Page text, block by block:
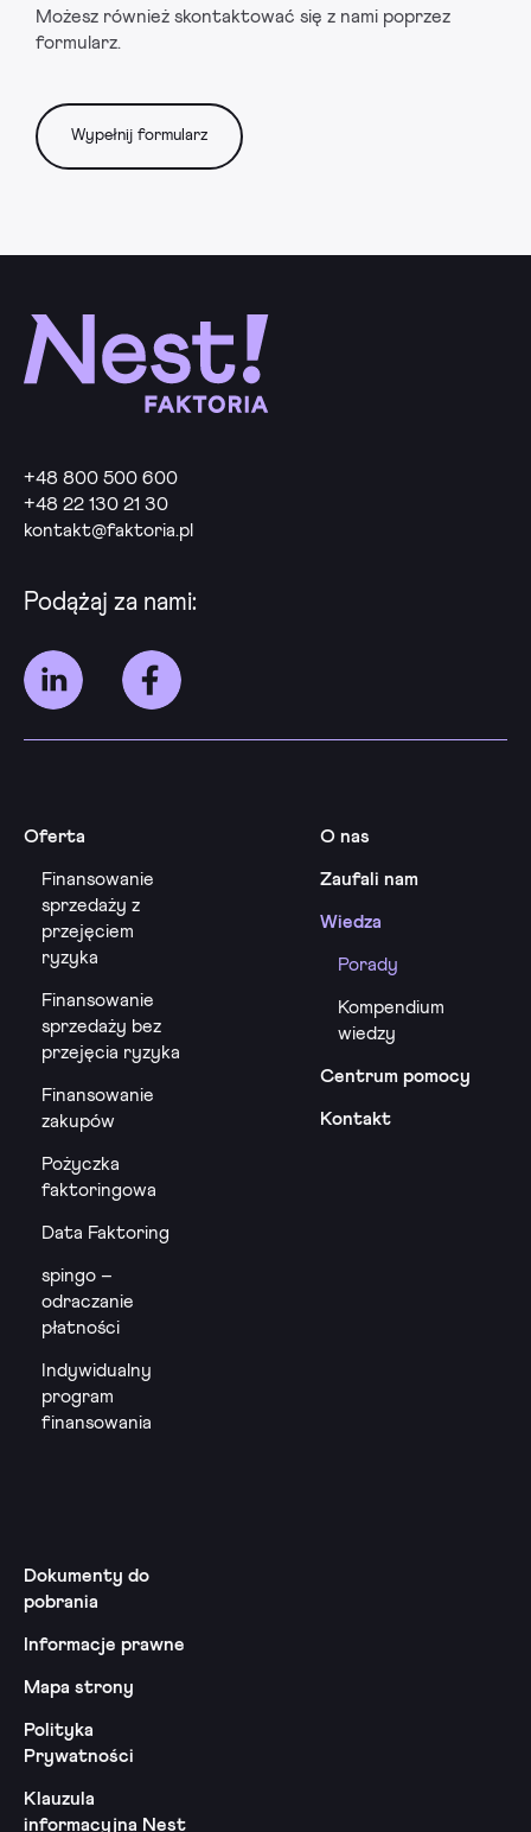
Możesz również skontaktować się z nami poprzez
formularz.
Wypełnij formularz
+48 800 500 600
+48 22 130 21 30
kontakt@faktoria.pl
Podążaj za nami:
Oferta
Finansowanie
sprzedaży z
przejęciem
ryzyka
Finansowanie
sprzedaży bez
przejęcia ryzyka
Finansowanie
zakupów
Pożyczka
faktoringowa
Data Faktoring
spingo –
odraczanie
płatności
Indywidualny
program
finansowania
O nas
Zaufali nam
Wiedza
Porady
Kompendium
wiedzy
Centrum pomocy
Kontakt
Dokumenty do
pobrania
Informacje prawne
Mapa strony
Polityka
Prywatności
Klauzula
informacyjna Nest